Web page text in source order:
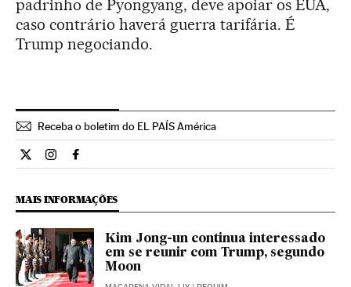
padrinho de Pyongyang, deve apoiar os EUA,
caso contrário haverá guerra tarifária. É
Trump negociando.
Receba o boletim do EL PAÍS América
Internacional El País Brasil en Twitter
Internacional El País Brasil en Instagram
Internacional El País Brasil en Facebook
MAIS INFORMAÇÕES
Kim Jong-un continua interessado
em se reunir com Trump, segundo
Moon